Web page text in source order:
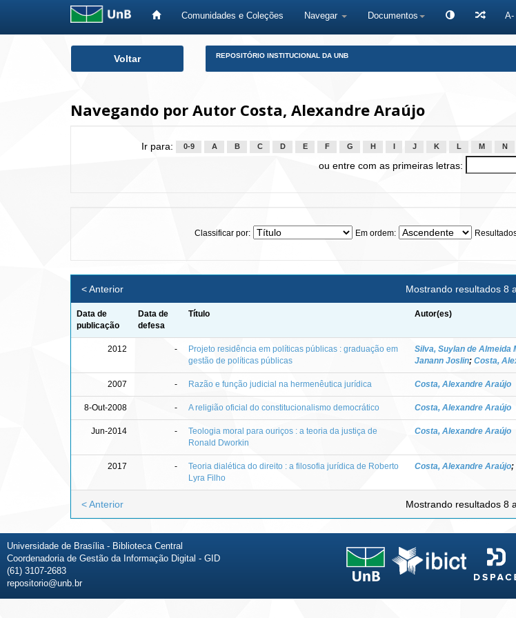
Comunidades e Coleções Navegar Documentos A-
Voltar REPOSITÓRIO INSTITUCIONAL DA UNB
Navegando por Autor Costa, Alexandre Araújo
Ir para: 0-9 A B C D E F G H J K L M N
ou entre com as primeiras letras:
Classificar por: Em ordem:
Mostrando resultados 8
< Anterior
Data de
publicação
Data de
defesa
Título Autor(es)
2012 -
Projeto residência em políticas públicas : graduação em
gestão de políticas públicas
Silva, Suylan de Almeida
Janann Joslin; Costa,
2007 - Razão e função judicial na hermenêutica jurídica Costa, Alexandre Araújo
8-Out-2008 - A religião oficial do constitucionalismo democrático Costa, Alexandre Araújo
Jun-2014 -
Teologia moral para ouriços : a teoria da justiça de
Ronald Dworkin
Costa, Alexandre Araújo
2017 -
Teoria dialética do direito : a filosofia jurídica de Roberto
Lyra Filho
Costa, Alexandre Araújo;
Mostrando resultados 8
< Anterior
Universidade de Brasília - Biblioteca Central
Coordenadoria de Gestão da Informação Digital - GID
(61) 3107-2683
repositorio@unb.br